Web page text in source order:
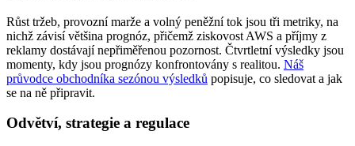
Růst tržeb, provozní marže a volný peněžní tok jsou tři metriky, na
nichž závisí většina prognóz, přičemž ziskovost AWS a příjmy z
reklamy dostávají nepřiměřenou pozornost. Čtvrtletní výsledky jsou
momenty, kdy jsou prognózy konfrontovány s realitou. Náš
průvodce obchodníka sezónou výsledků popisuje, co sledovat a jak
se na ně připravit.
Odvětví, strategie a regulace